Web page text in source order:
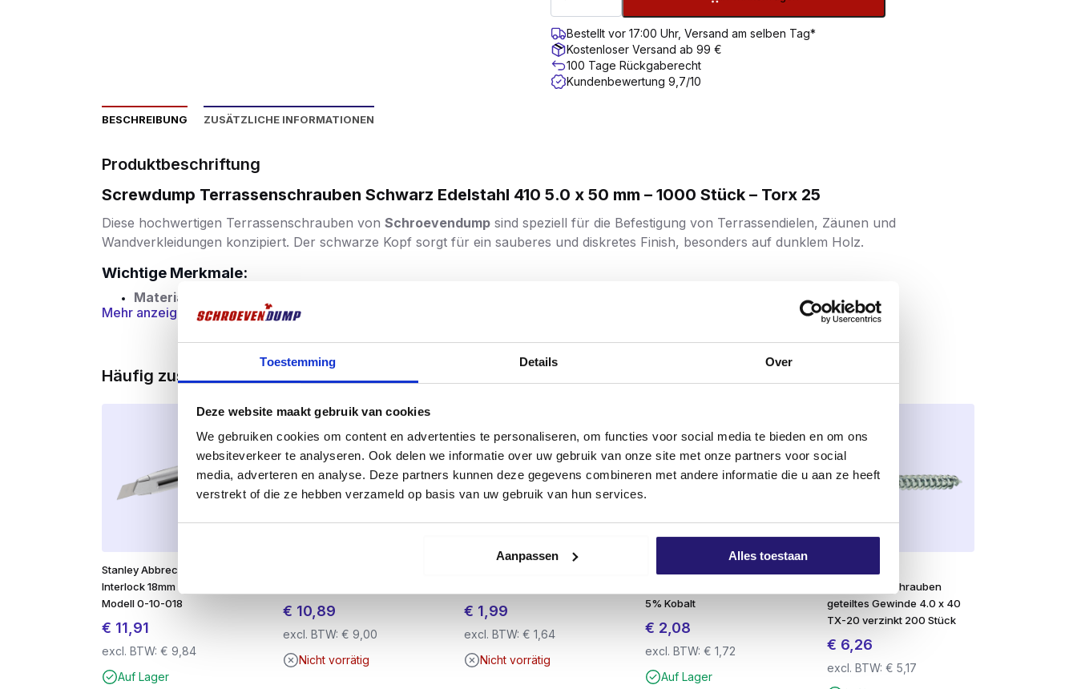
Toestemming Details Over
Deze website maakt gebruik van cookies
We gebruiken cookies om content en advertenties te personaliseren, om functies voor social media te bieden en om ons
websiteverkeer te analyseren. Ook delen we informatie over uw gebruik van onze site met onze partners voor social
media, adverteren en analyse. Deze partners kunnen deze gegevens combineren met andere informatie die u aan ze heeft
verstrekt of die ze hebben verzameld op basis van uw gebruik van hun services.
Aanpassen Alles toestaan
Bestellt vor 17:00 Uhr, Versand am selben Tag*
Kostenloser Versand ab 99 €
100 Tage Rückgaberecht
Kundenbewertung 9,7/10
BESCHREIBUNG ZUSÄTZLICHE INFORMATIONEN
Produktbeschriftung
Screwdump Terrassenschrauben Schwarz Edelstahl 410 5.0 x 50 mm – 1000 Stück – Torx 25
Diese hochwertigen Terrassenschrauben von Schroevendumpsind speziell für die Befestigung von Terrassendielen, Zäunen und
Wandverkleidungen konzipiert. Der schwarze Kopf sorgt für ein sauberes und diskretes Finish, besonders auf dunklem Holz.
Wichtige Merkmale:
Material:
Ausgestattet mit einer schwarzen Beschichtung (RAL9005), die eine saubere Oberfläche und zusätzlichen
Schutz vor Korrosion gewährleistet.
Kopfform:Kleiner Linsenkopf mit Fräsrippen für schöne Senkungen ohne Splitter.
Teilgewinde mit Schaftrippen für optimalen Halt und einfache Handhabung.
Schneidspitze:Scharfe Spitze für müheloses Eindrehen ohne Spaltung des Holzes.
Antrieb:
Der Torx-Einsatz verhindert ein Durchdrehen und bietet maximale Kontrolle.
Terrassendielen
Zaunbretter
Verkleidung der Fassade
Unterstände und Gartenhäuser
Mehr anzeigen
Häufig zusammen gekauft
Stanley Abbrechmesser
Interlock 18mm – Metall –
Modell 0-10-018
€ 11,91
excl. BTW: € 9,84
Auf Lager
€ 10,89
excl. BTW:€ 9,00
Nicht vorrätig
€ 1,99
excl. BTW:€ 1,64
Nicht vorrätig
5% Kobalt
€ 2,08
excl. BTW:€ 1,72
Auf Lager
Spanplattenschrauben
geteiltes Gewinde 4.0 x 40
TX-20 verzinkt 200 Stück
€ 6,26
excl. BTW: € 5,17